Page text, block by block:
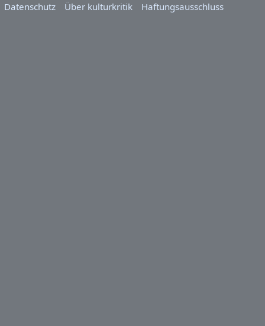
Datenschutz
Über kulturkritik Haftungsausschluss